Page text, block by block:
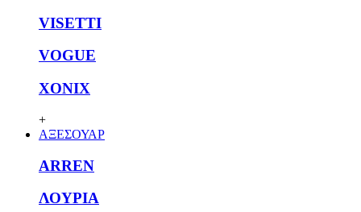
VISETTI
VOGUE
XONIX
+
ΑΞΕΣΟΥΑΡ
ARREN
ΛΟΥΡΙΑ